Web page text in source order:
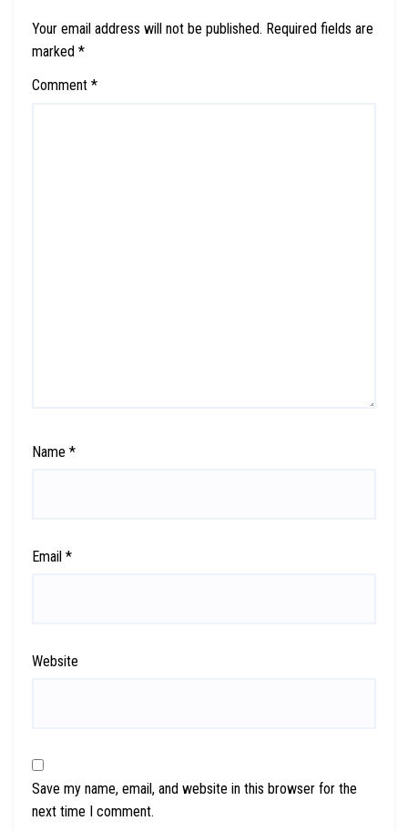
Your email address will not be published. Required fields are
marked *
Comment *
Name *
Email *
Website
Save my name, email, and website in this browser for the
next time I comment.